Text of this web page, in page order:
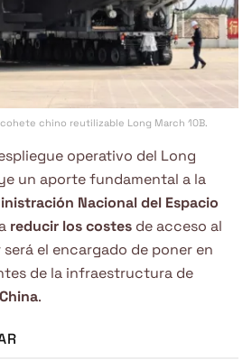
chino reutilizable Long March 10B.
operativo del Long
un aporte fundamental a la
Nacional del Espacio
reducir los costes de acceso al
el encargado de poner en
de la infraestructura de
.